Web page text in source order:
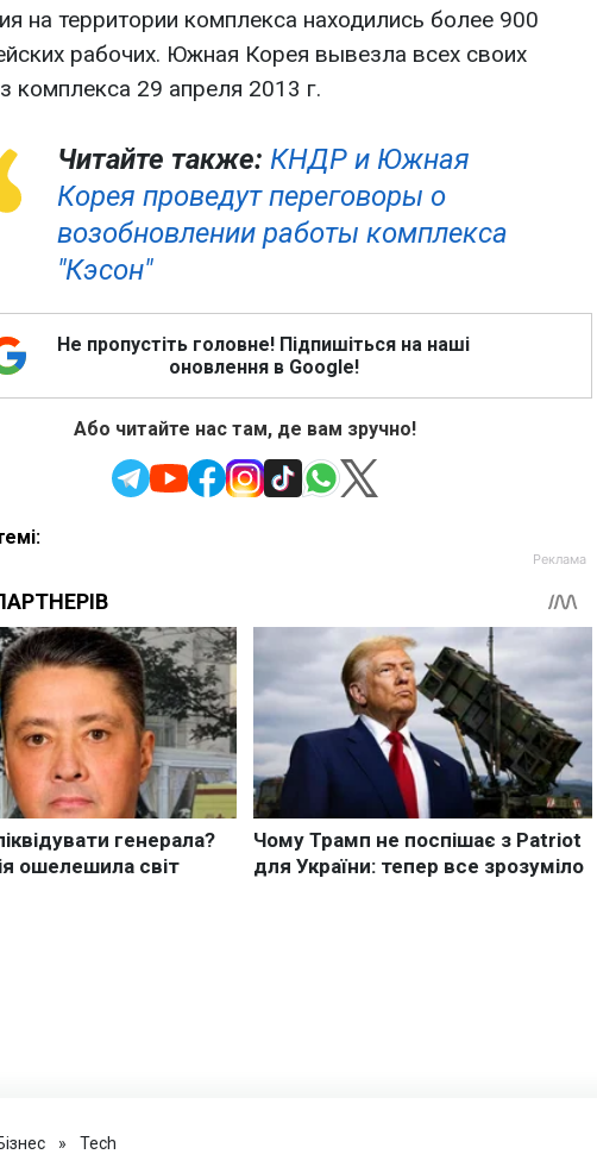
на территории комплекса находились более 900
рабочих. Южная Корея вывезла всех своих
комплекса 29 апреля 2013 г.
Читайте также: КНДР и Южная
Корея проведут переговоры о
возобновлении работы комплекса
"Кэсон"
Не пропустіть головне! Підпишіться на наші
оновлення в Google!
Або читайте нас там, де вам зручно!
» Tech